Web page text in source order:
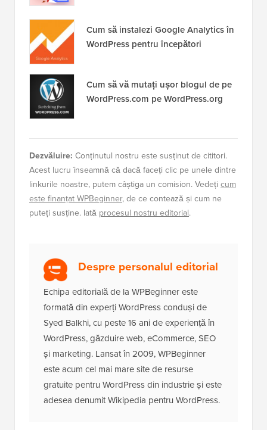
Cum să instalezi Google Analytics în
WordPress pentru începători
Cum să vă mutați ușor blogul de pe
WordPress.com pe WordPress.org
Dezvăluire: Conținutul nostru este susținut de cititori.
Acest lucru înseamnă că dacă faceți clic pe unele dintre
linkurile noastre, putem câștiga un comision. Vedeți cum
este finanțat WPBeginner, de ce contează și cum ne
puteți susține. Iată procesul nostru editorial.
Despre personalul editorial
Echipa editorială de la WPBeginner este
formată din experți WordPress conduși de
Syed Balkhi, cu peste 16 ani de experiență în
WordPress, găzduire web, eCommerce, SEO
și marketing. Lansat în 2009, WPBeginner
este acum cel mai mare site de resurse
gratuite pentru WordPress din industrie și este
adesea denumit Wikipedia pentru WordPress.